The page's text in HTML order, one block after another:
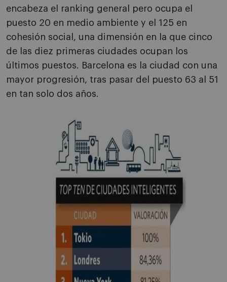
encabeza el ranking general pero ocupa el
puesto 20 en medio ambiente y el 125 en
cohesión social, una dimensión en la que cinco
de las diez primeras ciudades ocupan los
últimos puestos. Barcelona es la ciudad con una
mayor progresión, tras pasar del puesto 63 al 51
en tan solo dos años.